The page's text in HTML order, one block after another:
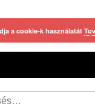
a cookie-k használatát